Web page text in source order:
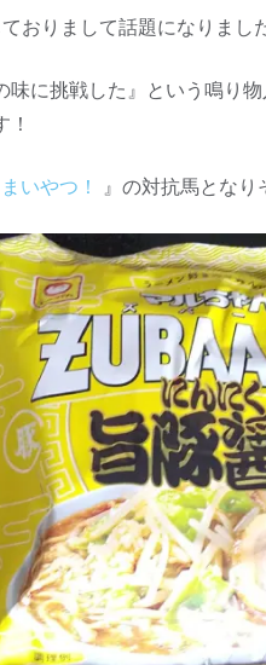
おりまして話題になりまし
味に挑戦した』という鳴り
いやつ！ 』の対抗馬となり